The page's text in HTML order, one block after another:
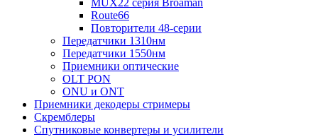
Route66
Повторители 48-серии
Передатчики 1310нм
Передатчики 1550нм
Приемники оптические
OLT PON
ONU и ONT
Приемники декодеры стримеры
Скремблеры
Спутниковые конвертеры и усилители